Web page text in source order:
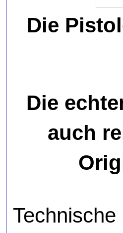
Die
Die
auch
Technische